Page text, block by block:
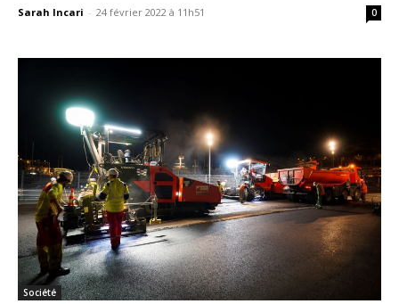
Sarah Incari - 24 février 2022 à 11h51 0
Société